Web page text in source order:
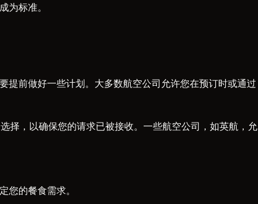
为标准。
提前做好一些计划。大多数航空公司允许您在预订时或通过
择，以确保您的请求已被接收。一些航空公司，如英航，允
您的餐食需求。